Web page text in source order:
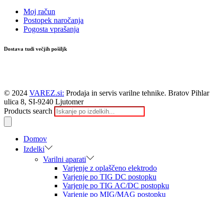
Moj račun
Postopek naročanja
Pogosta vprašanja
Dostava tudi večjih pošiljk
© 2024 VAREZ.si: Prodaja in servis varilne tehnike. Bratov Pihlar
ulica 8, SI-9240 Ljutomer
Products search
Domov
Izdelki
Varilni aparati
Varjenje z oplaščeno elektrodo
Varjenje po TIG DC postopku
Varjenje po TIG AC/DC postopku
Varjenje po MIG/MAG postopku